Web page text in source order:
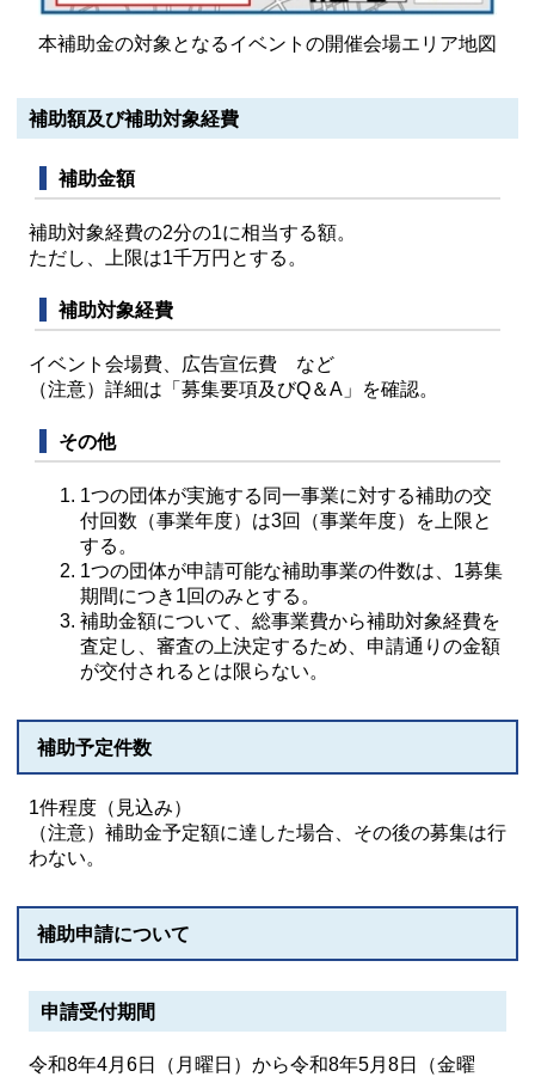
本補助金の対象となるイベントの開催会場エリア地図
補助額及び補助対象経費
補助金額
補助対象経費の2分の1に相当する額。
ただし、上限は1千万円とする。
補助対象経費
イベント会場費、広告宣伝費 など
（注意）詳細は「募集要項及びQ＆A」を確認。
その他
1つの団体が実施する同一事業に対する補助の交
付回数（事業年度）は3回（事業年度）を上限と
する。
1つの団体が申請可能な補助事業の件数は、1募集
期間につき1回のみとする。
補助金額について、総事業費から補助対象経費を
査定し、審査の上決定するため、申請通りの金額
が交付されるとは限らない。
補助予定件数
1件程度（見込み）
（注意）補助金予定額に達した場合、その後の募集は行
わない。
補助申請について
申請受付期間
令和8年4月6日（月曜日）から令和8年5月8日（金曜